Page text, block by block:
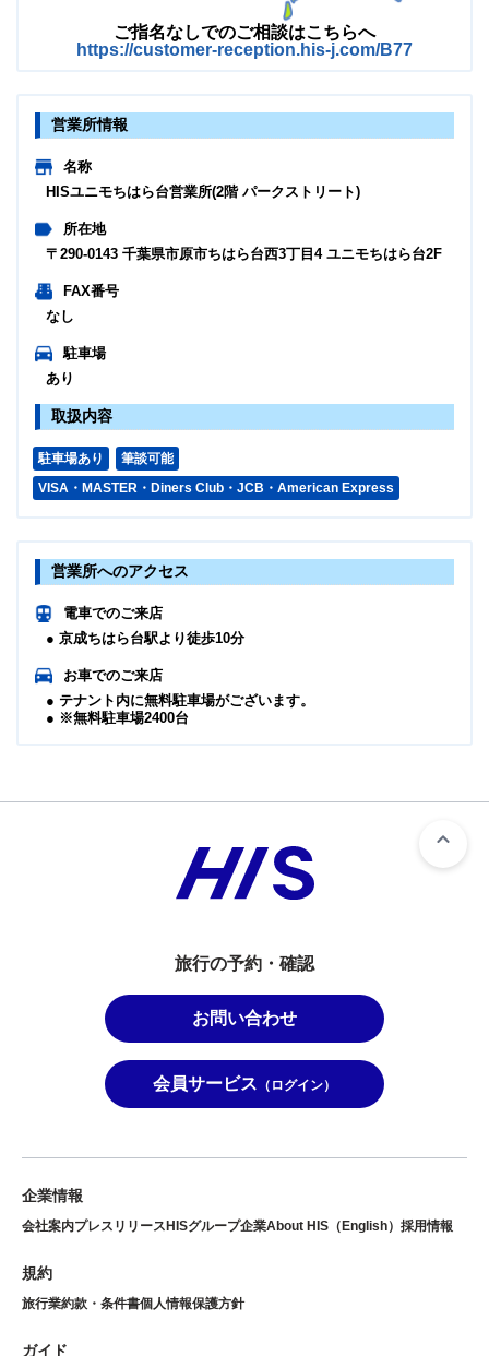
ご指名なしでのご相談はこちらへ
https://customer-reception.his-j.com/B77
営業所情報
名称
HISユニモちはら台営業所(2階 パークストリート)
所在地
〒290-0143 千葉県市原市ちはら台西3丁目4 ユニモちはら台2F
FAX番号
なし
駐車場
あり
取扱内容
駐車場あり
筆談可能
VISA・MASTER・Diners Club・JCB・American Express
営業所へのアクセス
電車でのご来店
● 京成ちはら台駅より徒歩10分
お車でのご来店
● テナント内に無料駐車場がございます。
● ※無料駐車場2400台
旅行の予約・確認
お問い合わせ
会員サービス （ログイン）
企業情報
会社案内プレスリリース HISグループ企業About HIS（English） 採用情報
規約
旅行業約款・条件書個人情報保護方針
ガイド